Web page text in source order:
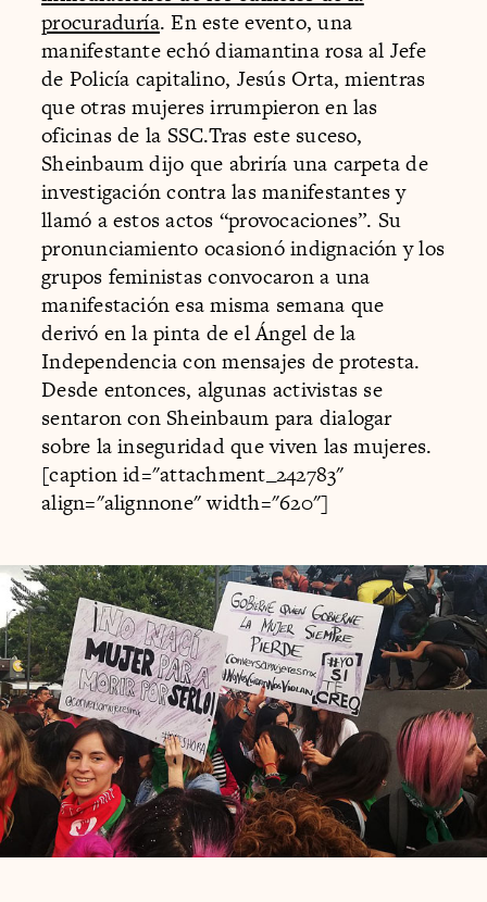
procuraduría. En este evento, una
manifestante echó diamantina rosa al Jefe
de Policía capitalino, Jesús Orta, mientras
que otras mujeres irrumpieron en las
oficinas de la SSC.Tras este suceso,
Sheinbaum dijo que abriría una carpeta de
investigación contra las manifestantes y
llamó a estos actos “provocaciones”. Su
pronunciamiento ocasionó indignación y los
grupos feministas convocaron a una
manifestación esa misma semana que
derivó en la pinta de el Ángel de la
Independencia con mensajes de protesta.
Desde entonces, algunas activistas se
sentaron con Sheinbaum para dialogar
sobre la inseguridad que viven las mujeres.
[caption id="attachment_242783"
align="alignnone" width="620"]